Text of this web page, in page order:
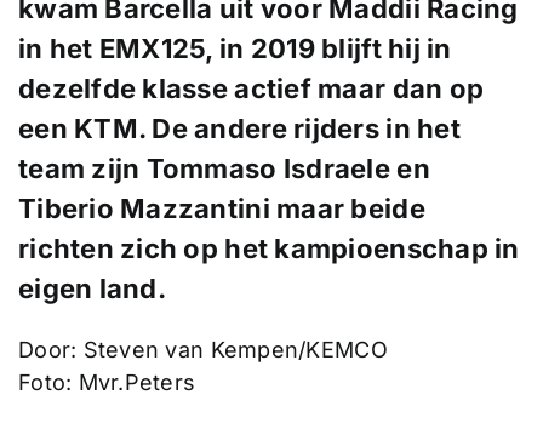
kwam Barcella uit voor Maddii Racing
in het EMX125, in 2019 blijft hij in
dezelfde klasse actief maar dan op
een KTM. De andere rijders in het
team zijn Tommaso Isdraele en
Tiberio Mazzantini maar beide
richten zich op het kampioenschap in
eigen land.
Door: Steven van Kempen/KEMCO
Foto: Mvr.Peters